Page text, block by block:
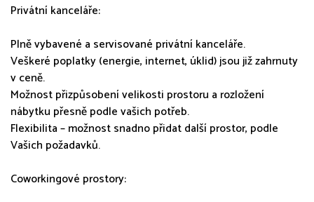
Privátní kanceláře:
Plně vybavené a servisované privátní kanceláře.
Veškeré poplatky (energie, internet, úklid) jsou již zahrnuty
v ceně.
Možnost přizpůsobení velikosti prostoru a rozložení
nábytku přesně podle vašich potřeb.
Flexibilita – možnost snadno přidat další prostor, podle
Vašich požadavků.
Coworkingové prostory: